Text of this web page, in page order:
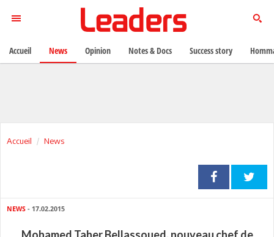
Accueil News
NEWS - 17.02.2015
Accueil News Opinion Notes & Docs Success story